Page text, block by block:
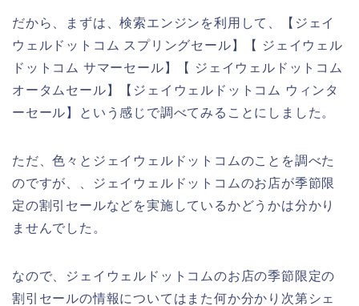
だから、まずは、検索エンジンを利用して、【ジェイ
ウェルドットコム スプリングセール】【 ジェイウェル
ドットコム サマーセール】【 ジェイウェルドットコム
オータムセール】【ジェイウェルドットコム ウィンタ
ーセール】という感じで調べてみることにしました。
ただ、色々とジェイウェルドットコムのことを調べた
のですが、、ジェイウェルドットコムのお店が季節限
定の割引セールなどを実施しているかどうかは分かり
ませんでした。
なので、ジェイウェルドットコムのお店の季節限定の
割引セールの情報についてはまた何か分かり次第シェ